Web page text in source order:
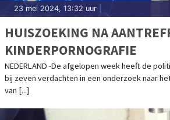
23 mei 2024, 13:32 uur
HUISZOEKING NA
KINDERPORNOGRAFIE
NEDERLAND -De afgelopen week heeft de
bij zeven verdachten in een onderzoek naar
van [...]